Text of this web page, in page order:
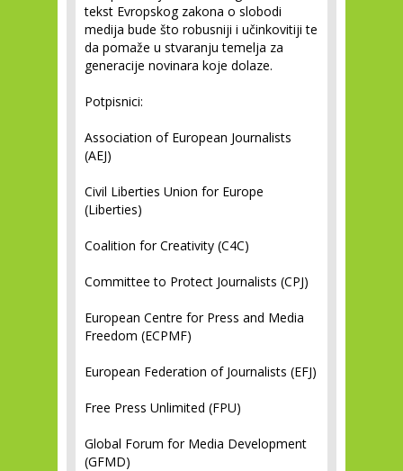
tekst Evropskog zakona o slobodi
medija bude što robusniji i učinkovitiji te
da pomaže u stvaranju temelja za
generacije novinara koje dolaze.
Potpisnici:
Association of European Journalists
(AEJ)
Civil Liberties Union for Europe
(Liberties)
Coalition for Creativity (C4C)
Committee to Protect Journalists (CPJ)
European Centre for Press and Media
Freedom (ECPMF)
European Federation of Journalists (EFJ)
Free Press Unlimited (FPU)
Global Forum for Media Development
(GFMD)